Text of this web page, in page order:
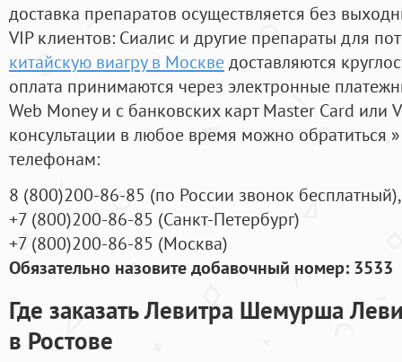
доставка препаратов осуществляется без
VIP клиентов: Сиалис и другие препараты для
китайскую виагру в Москведоставляются
оплата принимаются через электронные
Web Money и с банковских карт Master Card или
консультации в любое время можно обратиться
телефонам:
8 (800)200-86-85 (по России звонок бесплатный),
+7 (800)200-86-85 (Санкт-Петербург)
+7 (800)200-86-85 (Москва)
Обязательно назовите добавочный номер: 3533
Где заказать Левитра Шемурша
в Ростове